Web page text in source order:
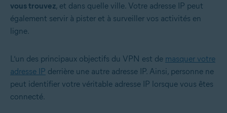
vous trouvez, et dans quelle ville. Votre adresse IP peut
également servir à pister et à surveiller vos activités en
ligne.
L’un des principaux objectifs du VPN est de masquer votre
adresse IP derrière une autre adresse IP. Ainsi, personne ne
peut identifier votre véritable adresse IP lorsque vous êtes
connecté.